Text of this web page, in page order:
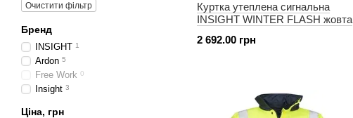
Куртка утеплена сигнальна
INSIGHT WINTER FLASH жовта
2 692.00 грн
Очистити фільтр
Бренд
INSIGHT 1
Ardon 5
Free Work 0
Insight 3
Ціна, грн